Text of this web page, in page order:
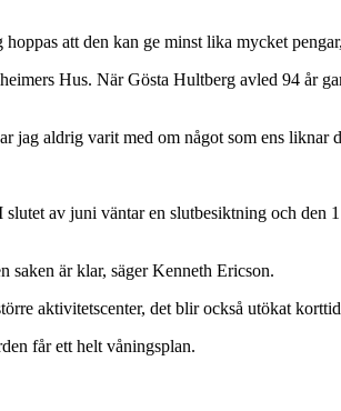
att den kan ge minst lika mycket
Hus. När Gösta Hultberg avled 94 år
aldrig varit med om något som ens liknar
av juni väntar en slutbesiktning och den
saken är klar, säger Kenneth Ericson.
aktivitetscenter, det blir också utökat
får ett helt våningsplan.